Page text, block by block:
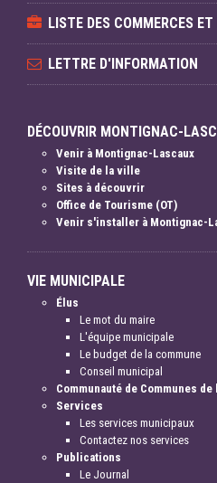
LISTE DES COMMERCES
LETTRE D'INFORMATION
DÉCOUVRIR MONTIGNAC-
Venir à Montignac-Lascaux
Visite de la ville
Sites à découvrir
Office de Tourisme (OT)
Venir s'installer à Montignac-
VIE MUNICIPALE
Élus
Le mot du maire
L'équipe municipale
Le budget de la commune
Conseil municipal
Communauté de Communes
Services
Les services municipaux
Contactez nos services
Publications
Le Journal